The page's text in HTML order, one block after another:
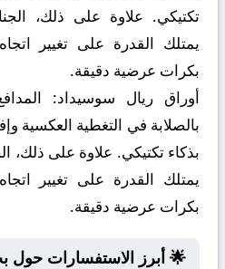
تكتيكي. علاوة على ذلك،
يمتلك القدرة على تغيير
بكرات عرضية دقيقة.
أوراق ريال سوسيداد:
بالصلابة في التغطية العكسية
بذكاء تكتيكي. علاوة على ذلك،
يمتلك القدرة على تغيير
بكرات عرضية دقيقة.
🌟 أبرز الاستفسارات حول